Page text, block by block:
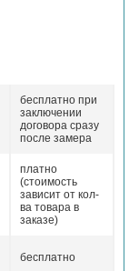
бесплатно при
заключении
договора сразу
после замера
платно
(стоимость
зависит от кол-
ва товара в
заказе)
бесплатно